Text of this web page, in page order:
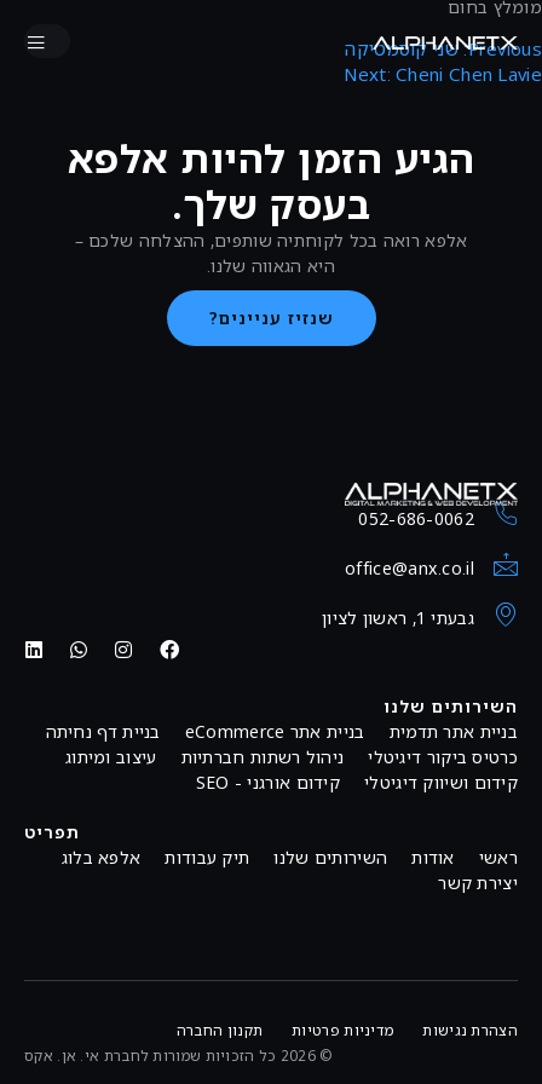
מומלץ בחום
Previous: שני קוסמטיקה
Next: Cheni Chen Lavie
הגיע הזמן להיות אלפא
בעסק שלך.
אלפא רואה בכל לקוחתיה שותפים, ההצלחה שלכם –
היא הגאווה שלנו.
שנזיז עניינים?
052-686-0062
office@anx.co.il
גבעתי 1, ראשון לציון
השירותים שלנו
בניית אתר תדמית
בניית אתר eCommerce
בניית דף נחיתה
כרטיס ביקור דיגיטלי
ניהול רשתות חברתיות
עיצוב ומיתוג
קידום ושיווק דיגיטלי
קידום אורגני - SEO
תפריט
ראשי
אודות השירותים שלנו תיק עבודות
אלפא בלוג
יצירת קשר
הצהרת נגישות מדיניות פרטיות
תקנון החברה
© 2026 כל הזכויות שמורות לחברת אי. אן. אקס